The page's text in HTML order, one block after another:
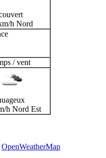
h Nord
/ vent
h Nord Est
OpenWeatherMap